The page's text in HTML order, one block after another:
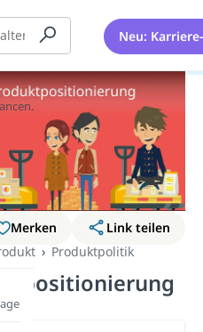
Neu:
Merken
Link teilen
Produktpolitik